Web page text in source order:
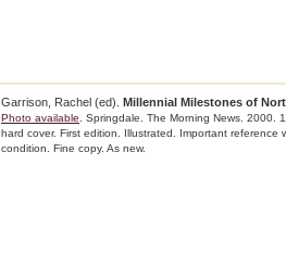
Garrison, Rachel (ed). Millennial Milestones of
Photo available . Springdale. The Morning News. 2000.
hard cover. First edition. Illustrated. Important reference
condition. Fine copy. As new.